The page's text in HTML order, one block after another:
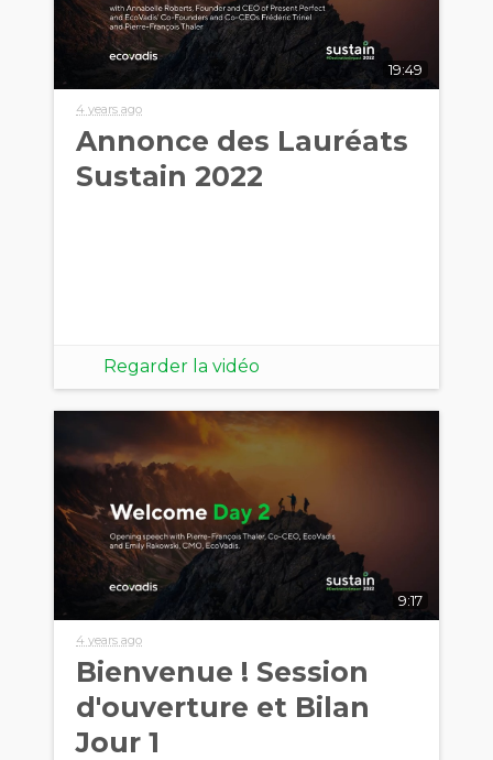
19:49
4 years ago
Annonce des Lauréats
Sustain 2022
Regarder la vidéo
9:17
4 years ago
Bienvenue ! Session
d'ouverture et Bilan
Jour 1